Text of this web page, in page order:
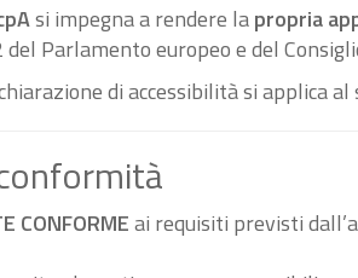
si impegna a rendere lapropria
Parlamento europeo e del
di accessibilità si applica
CONFORMEai requisiti previsti